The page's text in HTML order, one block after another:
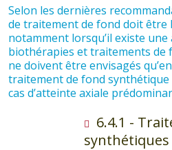
Selon les dernières
de traitement de fond doit être
notamment lorsqu’il existe
biothérapies et traitements de
ne doivent être envisagés qu’en
traitement de fond
cas d’atteinte axiale
6.4.1 -